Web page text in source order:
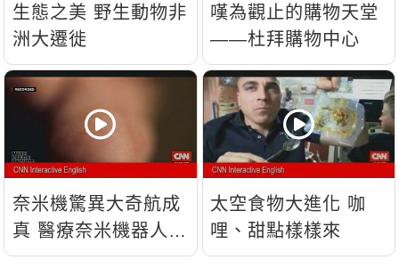
生態之美 野生動物非
洲大遷徙
嘆為觀止的購物天堂
——杜拜購物中心
奈米機驚異大奇航成
真 醫療奈米機器人問
世
太空食物大進化 咖
哩、甜點樣樣來